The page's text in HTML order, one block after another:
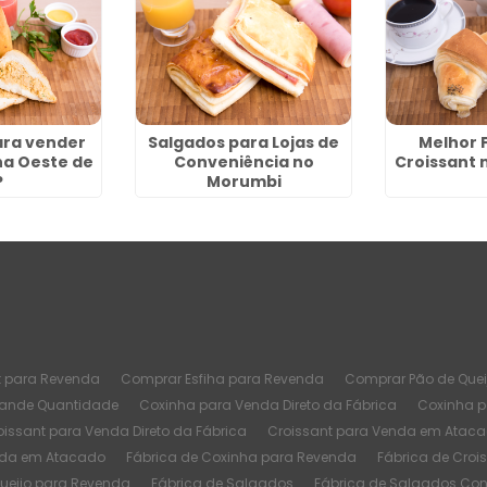
vender
Oeste de
Salgados para Lojas de
Conveniência no
Morumbi
Melhor
Croissant
Revenda Comprar Esfiha para Revenda Comprar Pão de
Quantidade Coxinha para Venda Direto da Fábrica
Coxinha
para Venda Direto da Fábrica Croissant para Venda em
em Atacado Fábrica de Coxinha para Revenda
Fábrica de
para Revenda Fábrica de Salgados Fábrica de Salgados